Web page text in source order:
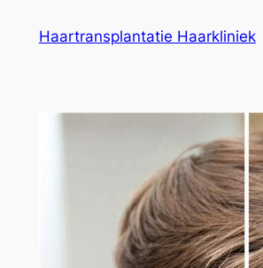
Haartransplantatie Haarkliniek